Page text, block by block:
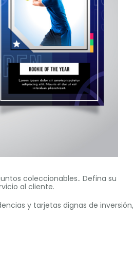
coleccionables.. Defina su
al cliente.
y tarjetas dignas de inversión,